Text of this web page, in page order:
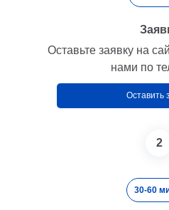
Оставьте заявку на
нами по
Оставить
2
30-60